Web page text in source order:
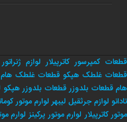
قطعات کمپرسور کاترپیلار لوازم
قطعات غلطک هپکو قطعات غلطک هام
هام قطعات بلدوزر قطعات بلدوزر هپکو
تادانو لوازم جرثقیل لیبهر لوارم موتور
موتور کاترپیلار لوارم موتور پرکینز لوارم